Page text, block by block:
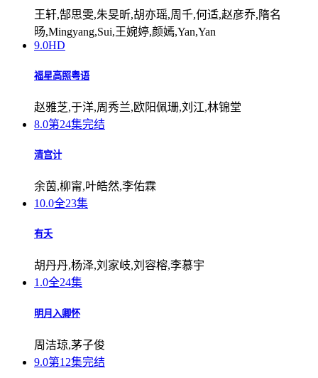
王轩,郜思雯,朱旻昕,胡亦瑶,周千,何适,赵彦乔,隋名
旸,Mingyang,Sui,王婉婷,颜嫣,Yan,Yan
9.0HD
福星高照粤语
赵雅芝,于洋,周秀兰,欧阳佩珊,刘江,林锦堂
8.0第24集完结
清宫计
余茵,柳甯,叶皓然,李佑霖
10.0全23集
有夭
胡丹丹,杨泽,刘家岐,刘容榕,李慕宇
1.0全24集
明月入卿怀
周洁琼,茅子俊
9.0第12集完结